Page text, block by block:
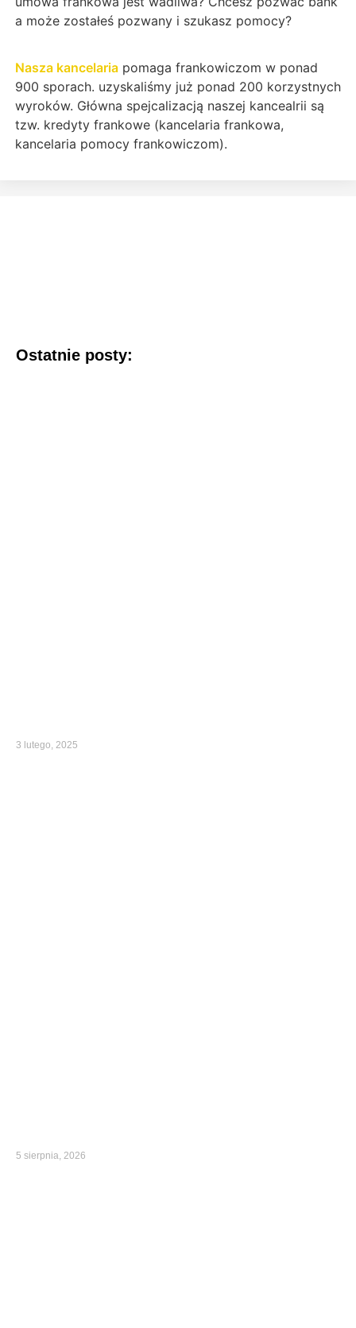
a może zostałeś pozwany i szukasz pomocy?
Nasza kancelariapomaga frankowiczom w ponad
900 sporach. uzyskaliśmy już ponad 200 korzystnych
wyroków. Główna spejcalizacją naszej kancealrii są
tzw. kredyty frankowe (kancelaria frankowa,
kancelaria pomocy frankowiczom).
Ostatnie posty:
3 lutego, 2025
5 sierpnia, 2026